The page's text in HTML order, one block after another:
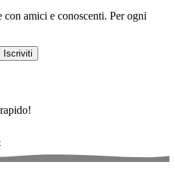
amici e conoscenti. Per ogni
Iscriviti